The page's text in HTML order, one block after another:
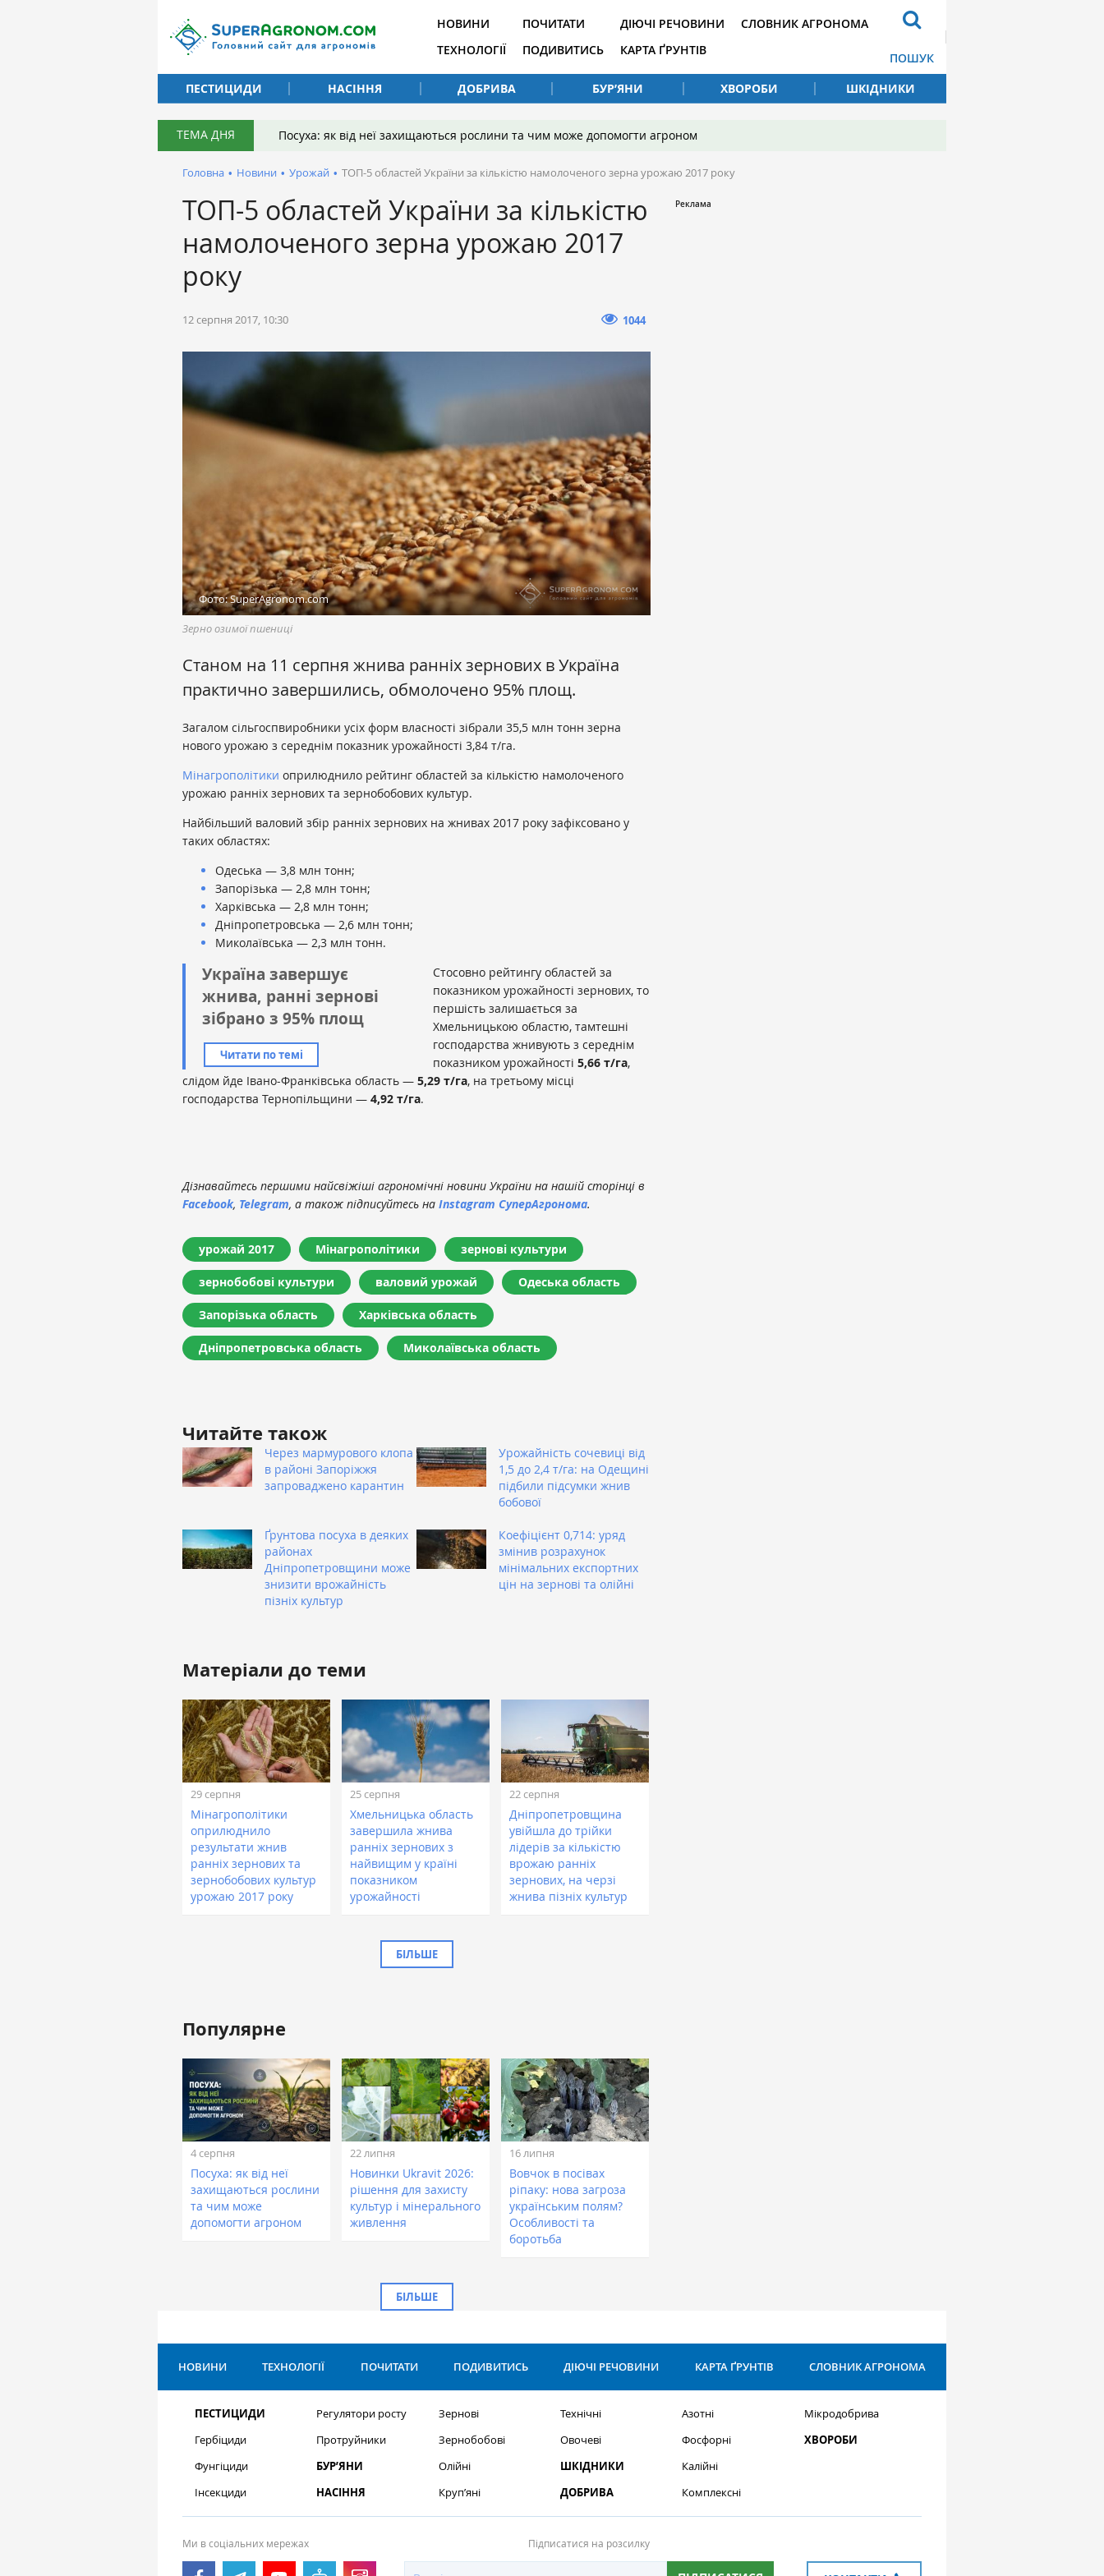
НОВИНИ
ТЕХНОЛОГІЇ
ПОЧИТАТИ
ПОДИВИТИСЬ
ДІЮЧІ РЕЧОВИНИ
КАРТА ҐРУНТІВ
СЛОВНИК АГРОНОМА
ПОШУК
ПЕСТИЦИДИ
НАСІННЯ ДОБРИВА БУР’ЯНИ ХВОРОБИ ШКІДНИКИ
ТЕМА ДНЯ Посуха: як від неї захищаються рослини та чим може допомогти агроном
Головна • Новини • Урожай • ТОП-5 областей України за кількістю намолоченого зерна урожаю 2017 року
ТОП-5 областей України за кількістю
намолоченого зерна урожаю 2017
року
12 серпня 2017, 10:30 1044
Фото: SuperAgronom.com
Зерно озимої пшениці
Станом на 11 серпня жнива ранніх зернових в Україна
практично завершились, обмолочено 95% площ.
Загалом сільгоспвиробники усіх форм власності зібрали 35,5 млн тонн зерна
нового урожаю з середнім показник урожайності 3,84 т/га.
Мінагрополітики оприлюднило рейтинг областей за кількістю намолоченого
урожаю ранніх зернових та зернобобових культур.
Найбільший валовий збір ранніх зернових на жнивах 2017 року зафіксовано у
таких областях:
Одеська — 3,8 млн тонн;
Запорізька — 2,8 млн тонн;
Харківська — 2,8 млн тонн;
Дніпропетровська — 2,6 млн тонн;
Миколаївська — 2,3 млн тонн.
Україна завершує
жнива, ранні зернові
зібрано з 95% площ
Читати по темі
Стосовно рейтингу областей за
показником урожайності зернових, то
першість залишається за
Хмельницькою областю, тамтешні
господарства жнивують з середнім
показником урожайності 5,66 т/га,
слідом йде Івано-Франківська область — 5,29 т/га, на третьому місці
господарства Тернопільщини — 4,92 т/га.
Дізнавайтесь першими найсвіжіші агрономічні новини України на нашій сторінці в
Facebook, Telegram, а також підписуйтесь на Instagram СуперАгронома.
урожай 2017 Мінагрополітики зернові культури
зернобобові культури валовий урожай Одеська область
Запорізька область Харківська область
Дніпропетровська область Миколаївська область
Читайте також
Через мармурового клопа
в районі Запоріжжя
запроваджено карантин
Урожайність сочевиці від
1,5 до 2,4 т/га: на Одещині
підбили підсумки жнив
бобової
Ґрунтова посуха в деяких
районах
Дніпропетровщини може
знизити врожайність
пізніх культур
Коефіцієнт 0,714: уряд
змінив розрахунок
мінімальних експортних
цін на зернові та олійні
Матеріали до теми
29 серпня
Мінагрополітики
оприлюднило
результати жнив
ранніх зернових та
зернобобових культур
урожаю 2017 року
25 серпня
Хмельницька область
завершила жнива
ранніх зернових з
найвищим у країні
показником
урожайності
22 серпня
Дніпропетровщина
увійшла до трійки
лідерів за кількістю
врожаю ранніх
зернових, на черзі
жнива пізніх культур
БІЛЬШЕ
Популярне
4 серпня
Посуха: як від неї
захищаються рослини
та чим може
допомогти агроном
22 липня
Новинки Ukravit 2026:
рішення для захисту
культур і мінерального
живлення
16 липня
Вовчок в посівах
ріпаку: нова загроза
українським полям?
Особливості та
боротьба
БІЛЬШЕ
НОВИНИ ТЕХНОЛОГІЇ ПОЧИТАТИ ПОДИВИТИСЬ ДІЮЧІ РЕЧОВИНИ КАРТА ҐРУНТІВ СЛОВНИК АГРОНОМА
ПЕСТИЦИДИ
Гербіциди
Фунгіциди
Інсекциди
Регулятори росту
Протруйники
БУР’ЯНИ
НАСІННЯ
Зернові
Зернобобові
Олійні
Круп’яні
Технічні
Овочеві
ШКІДНИКИ
ДОБРИВА
Азотні
Фосфорні
Калійні
Комплексні
Мікродобрива
ХВОРОБИ
Ми в соціальних мережах Підписатися на розсилку